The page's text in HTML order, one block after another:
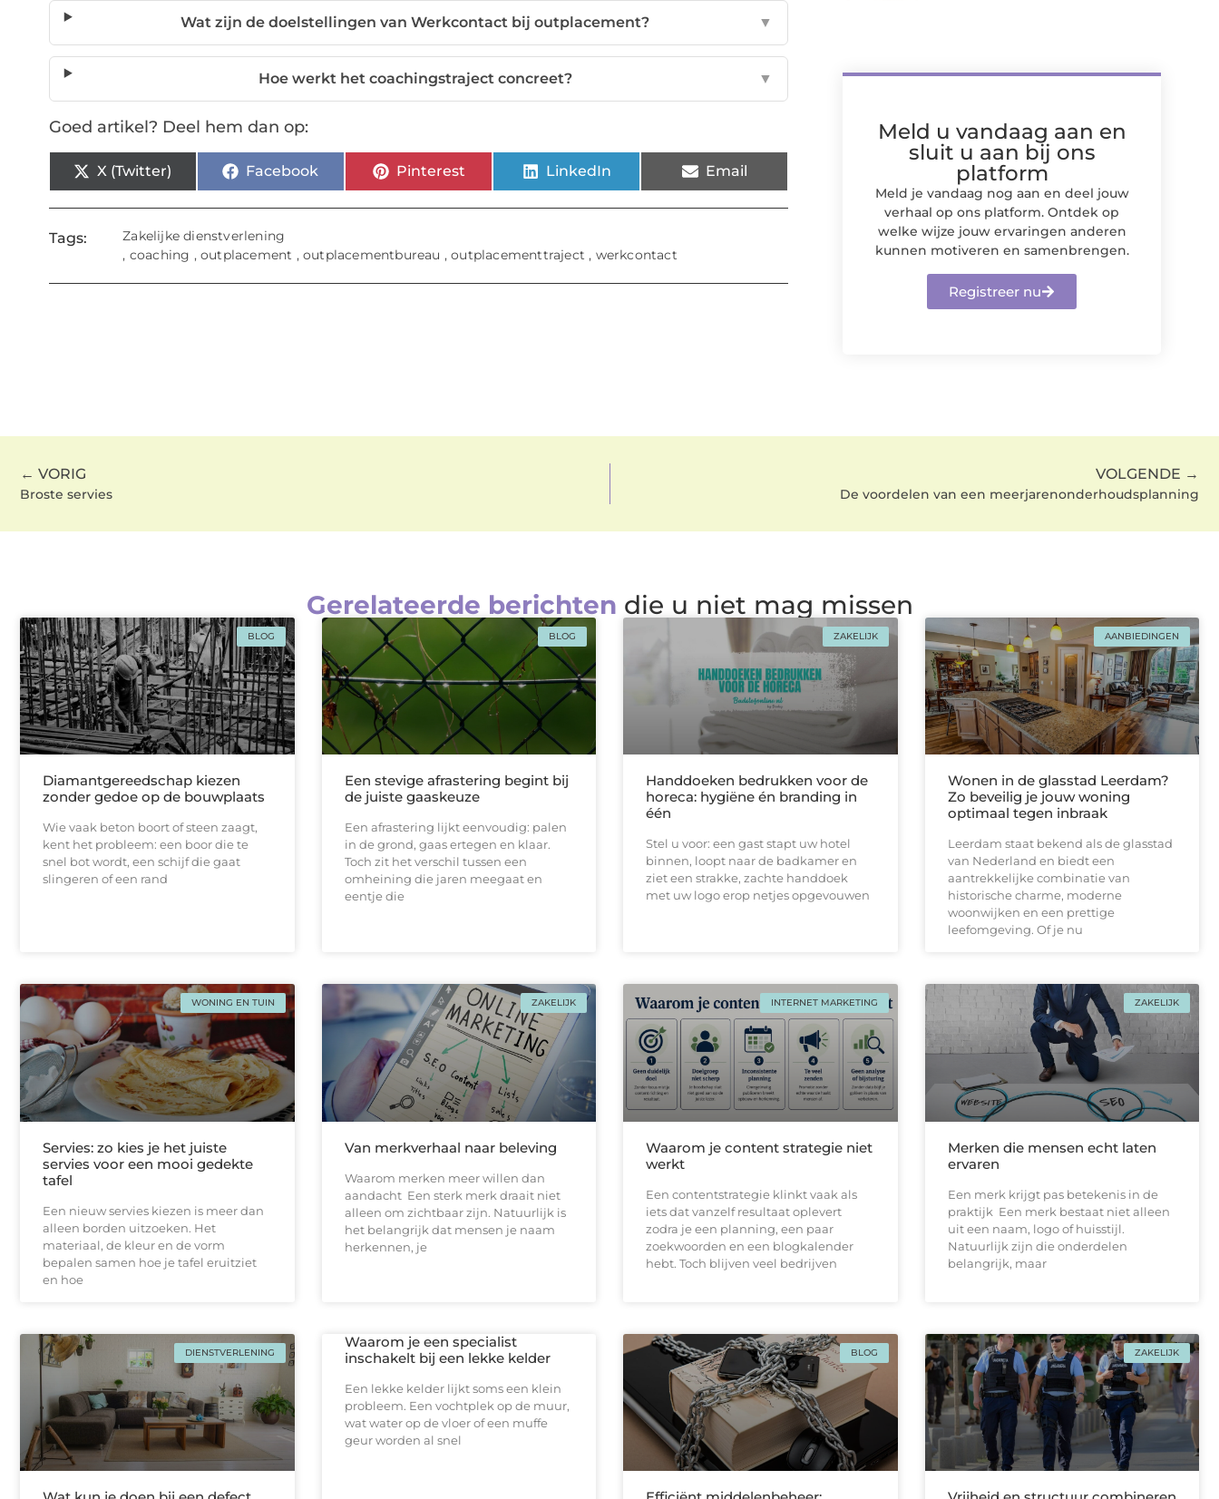
Wat zijn de doelstellingen van Werkcontact bij outplacement? ▼
Hoe werkt het coachingstraject concreet? ▼
Goed artikel? Deel hem dan op:
X (Twitter) Facebook Pinterest LinkedIn Email
Tags:
Zakelijke dienstverlening
, coaching , outplacement , outplacementbureau ,outplacementtraject , werkcontact
Meld u vandaag aan en
sluit u aan bij ons
platform
Meld je vandaag nog aan en deel jouw
verhaal op ons platform. Ontdek op
welke wijze jouw ervaringen anderen
kunnen motiveren en samenbrengen.
Registreer nu
← VORIG
Broste servies
VOLGENDE →
De voordelen van een meerjarenonderhoudsplanning
Gerelateerde berichten die u niet mag missen
BLOG
Diamantgereedschap kiezen
zonder gedoe op de bouwplaats
Wie vaak beton boort of steen zaagt,
kent het probleem: een boor die te
snel bot wordt, een schijf die gaat
slingeren of een rand
BLOG
Een stevige afrastering begint bij
de juiste gaaskeuze
Een afrastering lijkt eenvoudig: palen
in de grond, gaas ertegen en klaar.
Toch zit het verschil tussen een
omheining die jaren meegaat en
eentje die
ZAKELIJK
Handdoeken bedrukken voor de
horeca: hygiëne én branding in
één
Stel u voor: een gast stapt uw hotel
binnen, loopt naar de badkamer en
ziet een strakke, zachtе handdoek
met uw logo erop netjes opgevouwen
AANBIEDINGEN
Wonen in de glasstad Leerdam?
Zo beveilig je jouw woning
optimaal tegen inbraak
Leerdam staat bekend als de glasstad
van Nederland en biedt een
aantrekkelijke combinatie van
historische charme, moderne
woonwijken en een prettige
leefomgeving. Of je nu
WONING EN TUIN
Servies: zo kies je het juiste
servies voor een mooi gedekte
tafel
Een nieuw servies kiezen is meer dan
alleen borden uitzoeken. Het
materiaal, de kleur en de vorm
bepalen samen hoe je tafel eruitziet
en hoe
ZAKELIJK
Van merkverhaal naar beleving
Waarom merken meer willen dan
aandacht Een sterk merk draait niet
alleen om zichtbaar zijn. Natuurlijk is
het belangrijk dat mensen je naam
herkennen, je
INTERNET MARKETING
Waarom je content strategie niet
werkt
Een contentstrategie klinkt vaak als
iets dat vanzelf resultaat oplevert
zodra je een planning, een paar
zoekwoorden en een blogkalender
hebt. Toch blijven veel bedrijven
ZAKELIJK
Merken die mensen echt laten
ervaren
Een merk krijgt pas betekenis in de
praktijk Een merk bestaat niet alleen
uit een naam, logo of huisstijl.
Natuurlijk zijn die onderdelen
belangrijk, maar
DIENSTVERLENING
Waarom je een specialist
inschakelt bij een lekke kelder
Een lekke kelder lijkt soms een klein
probleem. Een vochtplek op de muur,
wat water op de vloer of een muffe
geur worden al snel
BLOG ZAKELIJK